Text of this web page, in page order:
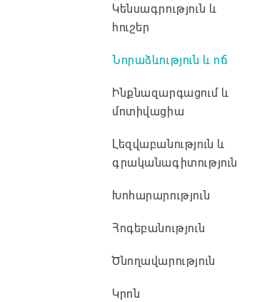
Կենսագրություն և
հուշեր
Նորաձևություն և ոճ
Ինքնազարգացում և
մոտիվացիա
Լեզվաբանություն և
գրականագիտություն
Խոհարարություն
Հոգեբանություն
Ծնողավարություն
Կրոն